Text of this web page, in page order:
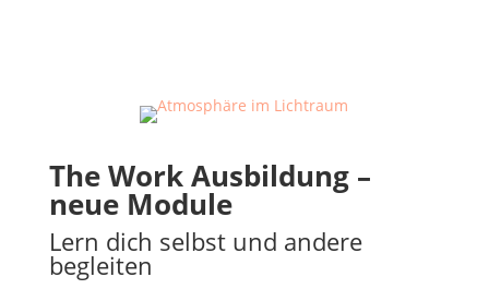
The Work Ausbildung –
neue Module
Lern dich selbst und andere
begleiten